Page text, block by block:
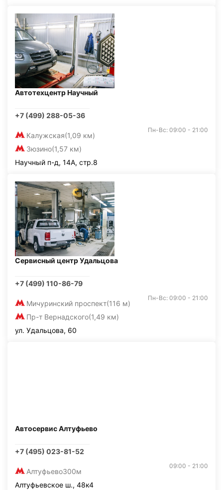
Автотехцентр Научный
+7 (499) 288-05-36
Калужская(1,09 км)
Зюзино(1,57 км)
Пн-Вс: 09:00 - 21:00
Научный п-д, 14А, стр.8
Сервисный центр Удальцова
+7 (499) 110-86-79
Мичуринский проспект(116 м)
Пр-т Вернадского(1,49 км)
Пн-Вс: 09:00 - 21:00
ул. Удальцова, 60
Автосервис Алтуфьево
+7 (495) 023-81-52
Алтуфьево300м
09:00 - 21:00
Алтуфьевское ш., 48к4